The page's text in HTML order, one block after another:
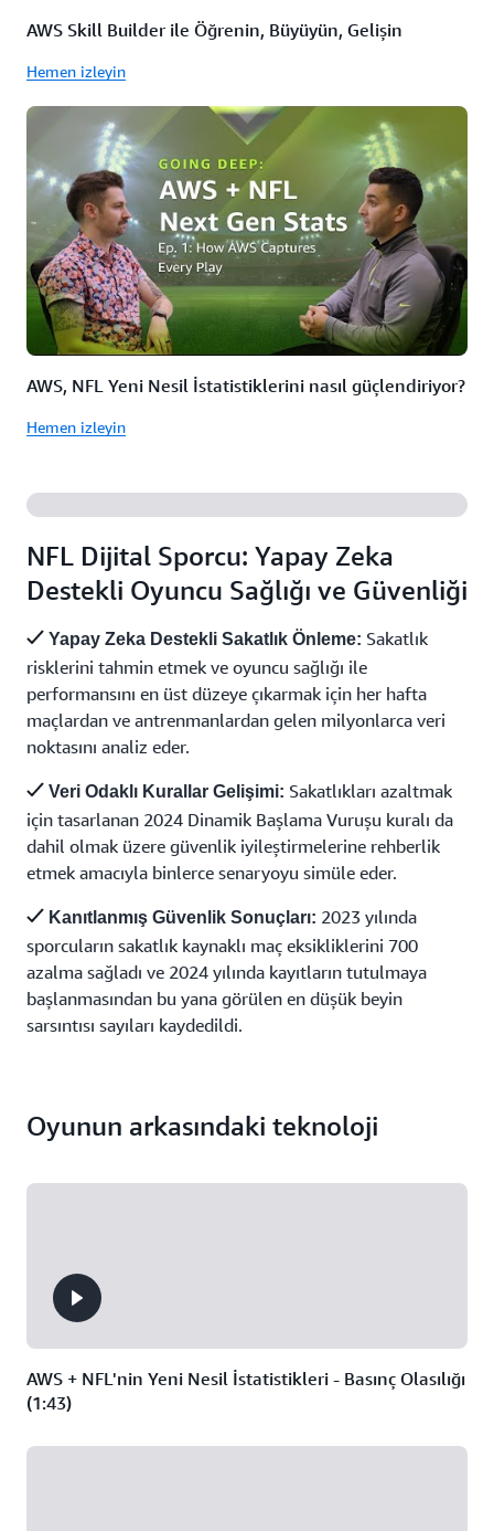
AWS Skill Builder ile Öğrenin, Büyüyün, Gelişin
Hemen izleyin
AWS, NFL Yeni Nesil İstatistiklerini nasıl güçlendiriyor?
Hemen izleyin
NFL Dijital Sporcu: Yapay Zeka
Destekli Oyuncu Sağlığı ve Güvenliği
Yapay Zeka Destekli Sakatlık Önleme: Sakatlık
risklerini tahmin etmek ve oyuncu sağlığı ile
performansını en üst düzeye çıkarmak için her hafta
maçlardan ve antrenmanlardan gelen milyonlarca veri
noktasını analiz eder.
Veri Odaklı Kurallar Gelişimi: Sakatlıkları azaltmak
için tasarlanan 2024 Dinamik Başlama Vuruşu kuralı da
dahil olmak üzere güvenlik iyileştirmelerine rehberlik
etmek amacıyla binlerce senaryoyu simüle eder.
Kanıtlanmış Güvenlik Sonuçları: 2023 yılında
sporcuların sakatlık kaynaklı maç eksikliklerini 700
azalma sağladı ve 2024 yılında kayıtların tutulmaya
başlanmasından bu yana görülen en düşük beyin
sarsıntısı sayıları kaydedildi.
Oyunun arkasındaki teknoloji
AWS + NFL'nin Yeni Nesil İstatistikleri - Basınç Olasılığı
(1:43)